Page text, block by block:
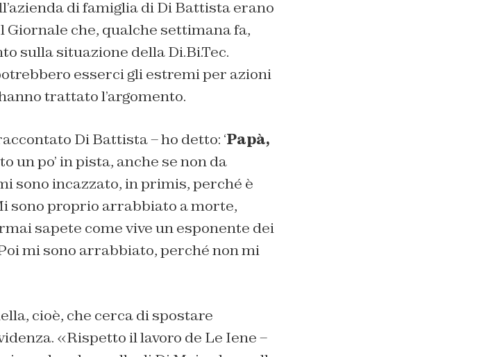
di famiglia di Di Battista erano
Giornale che, qualche settimana fa,
sulla situazione della Di.Bi.Tec.
esserci gli estremi per azioni
trattato l’argomento.
Di Battista – ho detto: ‘Papà,
un po’ in pista, anche se non da
sono incazzato, in primis, perché è
sono proprio arrabbiato a morte,
sapete come vive un esponente dei
mi sono arrabbiato, perché non mi
cioè, che cerca di spostare
«Rispetto il lavoro de Le Iene–